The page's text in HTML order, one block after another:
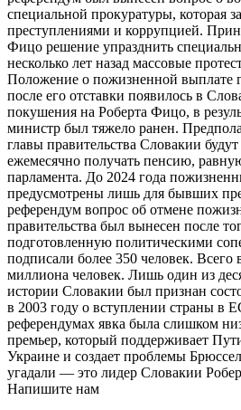
специальной прокуратуры, которая
преступлениями и коррупцией.
Фицо решение упразднить
несколько лет назад массовые
Положение о пожизненной выплате
после его отставки появилось в
покушения на Роберта Фицо, в
министр был тяжело ранен.
главы правительства Словакии
ежемесячно получать пенсию,
парламента. До 2024 года
предусмотрены лишь для бывших
референдум вопрос об отмене
правительства был вынесен после
подготовленную политическими
подписали более 350 человек.
миллиона человек. Лишь один из
истории Словакии был признан
в 2003 году о вступлении страны в
референдумах явка была слишком
премьер, который поддерживает
Украине и создает проблемы
угадали — это лидер Словакии
Напишите нам